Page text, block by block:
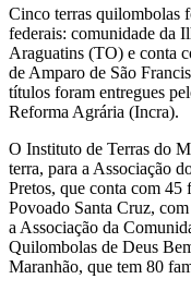
Cinco terras quilombolas
federais: comunidade da
Araguatins (TO) e conta
de Amparo de São
títulos foram entregues
Reforma Agrária (Incra).
O Instituto de Terras do
terra, para a Associação
Pretos, que conta com 45
Povoado Santa Cruz,
a Associação da
Quilombolas de Deus
Maranhão, que tem 80